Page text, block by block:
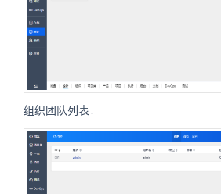
组织团队列表↓